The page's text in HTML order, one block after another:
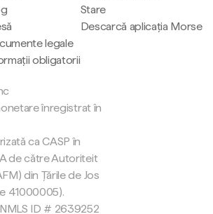
legale
obligatorii
Stare
Descarcă aplicația Morse
înregistrat în
ca CASP în
de către Autoriteit
din Țările de Jos
41000005).
ID # 2639252